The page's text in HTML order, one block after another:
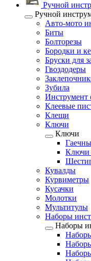
Ручной
Ручной
Авто-мото
Биты
Болторезы
Бородки и
Бруски для
Гвоздодеры
Зубила
Инструмент
Клеевые
Клещи
Ключи
Ключи
Ключи
Кувалды
Курвиметры
Кусачки
Молотки
Мультитулы
Наборы
Наборы